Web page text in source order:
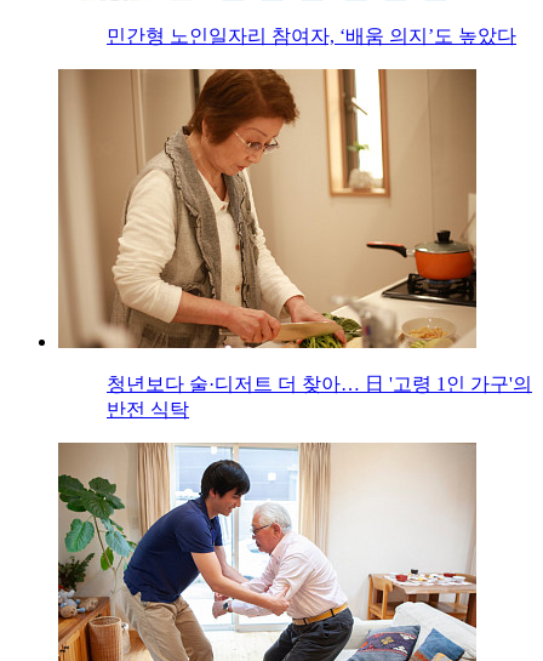
민간형 노인일자리 참여자, ‘배움 의지’도 높았다
청년보다 술·디저트 더 찾아… 日 '고령 1인 가구'의
반전 식탁